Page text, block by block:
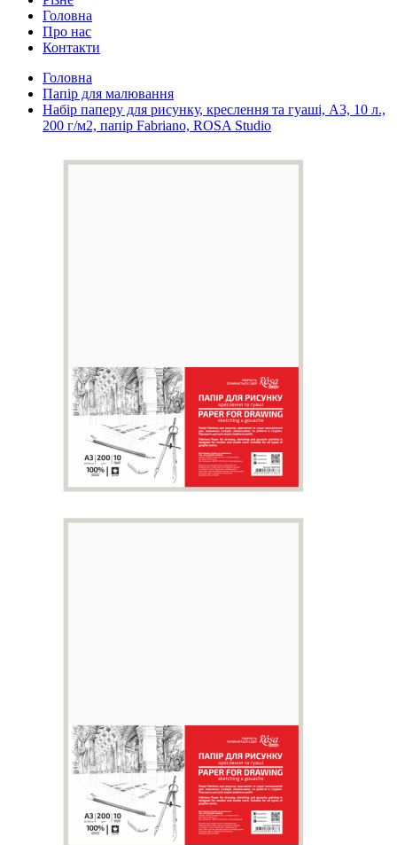
Головна
Про нас
Контакти
Головна
Папір для малювання
Набір паперу для рисунку, креслення та гуаші, А3, 10 л.,
200 г/м2, папір Fabrianо, ROSA Studio